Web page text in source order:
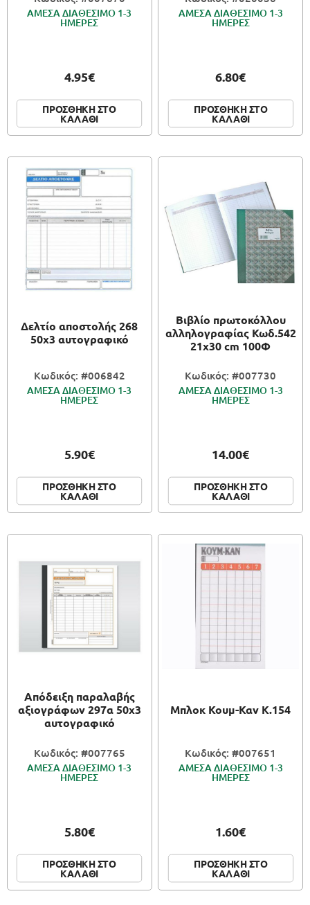
ΑΜΕΣΑ ΔΙΑΘΕΣΙΜΟ 1-3
ΗΜΕΡΕΣ
4.95€
ΠΡΟΣΘΗΚΗ ΣΤΟ
ΚΑΛΑΘΙ
ΑΜΕΣΑ ΔΙΑΘΕΣΙΜΟ 1-3
ΗΜΕΡΕΣ
6.80€
ΠΡΟΣΘΗΚΗ ΣΤΟ
ΚΑΛΑΘΙ
Δελτίο αποστολής 268
50x3 αυτογραφικό
Κωδικός: #006842
ΑΜΕΣΑ ΔΙΑΘΕΣΙΜΟ 1-3
ΗΜΕΡΕΣ
5.90€
ΠΡΟΣΘΗΚΗ ΣΤΟ
ΚΑΛΑΘΙ
Βιβλίο πρωτοκόλλου
αλληλογραφίας Κωδ.542
21x30 cm 100Φ
Κωδικός: #007730
ΑΜΕΣΑ ΔΙΑΘΕΣΙΜΟ 1-3
ΗΜΕΡΕΣ
14.00€
ΠΡΟΣΘΗΚΗ ΣΤΟ
ΚΑΛΑΘΙ
Απόδειξη παραλαβής
αξιογράφων 297α 50x3
αυτογραφικό
Κωδικός: #007765
ΑΜΕΣΑ ΔΙΑΘΕΣΙΜΟ 1-3
ΗΜΕΡΕΣ
5.80€
ΠΡΟΣΘΗΚΗ ΣΤΟ
ΚΑΛΑΘΙ
Μπλοκ Κουμ-Καν Κ.154
Κωδικός: #007651
ΑΜΕΣΑ ΔΙΑΘΕΣΙΜΟ 1-3
ΗΜΕΡΕΣ
1.60€
ΠΡΟΣΘΗΚΗ ΣΤΟ
ΚΑΛΑΘΙ